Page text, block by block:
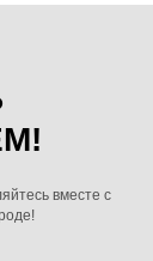
вместе с